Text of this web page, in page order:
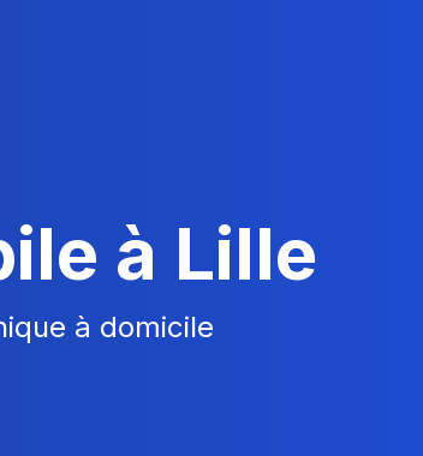
à Lille
à domicile